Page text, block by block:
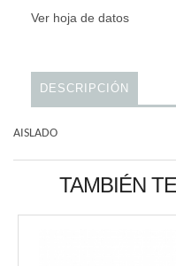
Ver hoja de datos
DESCRIPCIÓN
AISLADO
TAMBIÉN